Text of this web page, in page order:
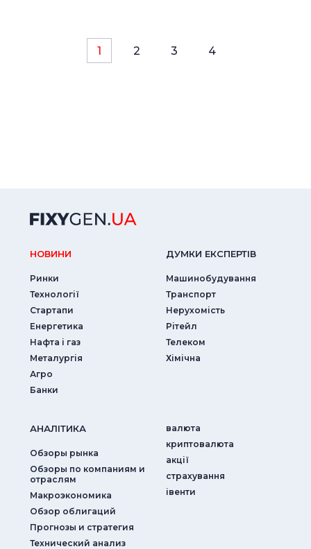
1 2 3 4
НОВИНИ
Ринки
Технології
Стартапи
Енергетика
Нафта і газ
Металургія
Агро
Банки
ДУМКИ ЕКСПЕРТIВ
Машинобудування
Транспорт
Нерухомість
Рітейл
Телеком
Хімічна
АНАЛIТИКА
Обзоры рынка
Обзоры по компаниям и
отраслям
Макроэкономика
Обзор облигаций
Прогнозы и стратегия
Технический анализ
валюта
криптовалюта
акції
страхування
iвенти